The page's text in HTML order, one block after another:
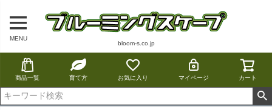
MENU
bloom-s.co.jp
商品一覧 育て方 お気に入り マイページ カート